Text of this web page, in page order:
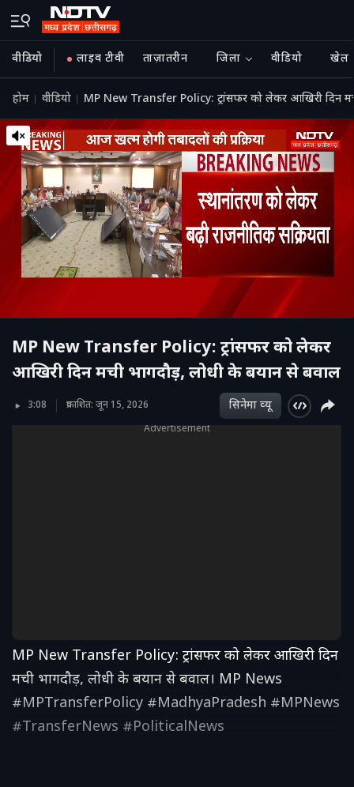
वीडियो लाइव टीवी ताज़ातरीन जिला वीडियो खेल
होम वीडियो MP New Transfer Policy: ट्रांसफर को लेकर आखिरी दिन
MP New Transfer Policy: ट्रांसफर को लेकर
आखिरी दिन मची भागदौड़, लोधी के बयान से बवाल
3:08 प्रकाशित: जून 15, 2026 सिनेमा व्‍यू
Advertisement
MP New Transfer Policy: ट्रांसफर को लेकर आखिरी दिन
मची भागदौड़, लोधी के बयान से बवाल। MP News
#MPTransferPolicy #MadhyaPradesh #MPNews
#TransferNews #PoliticalNews